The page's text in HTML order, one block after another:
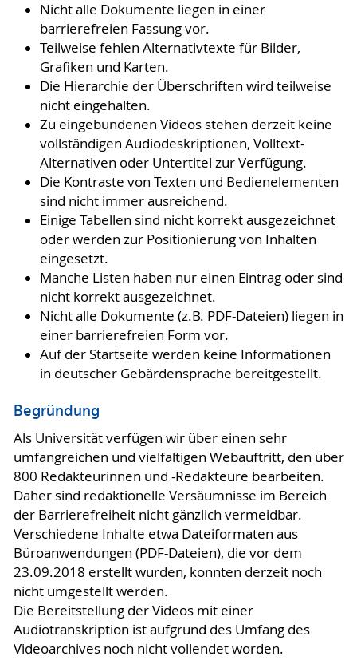
Nicht alle Dokumente liegen in einer
barrierefreien Fassung vor.
Teilweise fehlen Alternativtexte für Bilder,
Grafiken und Karten.
Die Hierarchie der Überschriften wird teilweise
nicht eingehalten.
Zu eingebundenen Videos stehen derzeit keine
vollständigen Audiodeskriptionen, Volltext-
Alternativen oder Untertitel zur Verfügung.
Die Kontraste von Texten und Bedienelementen
sind nicht immer ausreichend.
Einige Tabellen sind nicht korrekt ausgezeichnet
oder werden zur Positionierung von Inhalten
eingesetzt.
Manche Listen haben nur einen Eintrag oder sind
nicht korrekt ausgezeichnet.
Nicht alle Dokumente (z.B. PDF-Dateien) liegen in
einer barrierefreien Form vor.
Auf der Startseite werden keine Informationen
in deutscher Gebärdensprache bereitgestellt.
Begründung
Als Universität verfügen wir über einen sehr
umfangreichen und vielfältigen Webauftritt, den über
800 Redakteurinnen und -Redakteure bearbeiten.
Daher sind redaktionelle Versäumnisse im Bereich
der Barrierefreiheit nicht gänzlich vermeidbar.
Verschiedene Inhalte etwa Dateiformaten aus
Büroanwendungen (PDF-Dateien), die vor dem
23.09.2018 erstellt wurden, konnten derzeit noch
nicht umgestellt werden.
Die Bereitstellung der Videos mit einer
Audiotranskription ist aufgrund des Umfang des
Videoarchives noch nicht vollendet worden.